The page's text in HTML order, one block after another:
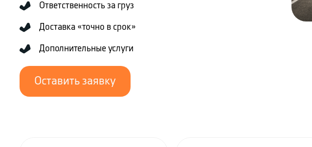
Ответственность за груз
Доставка «точно в срок»
Дополнительные услуги
Оставить заявку